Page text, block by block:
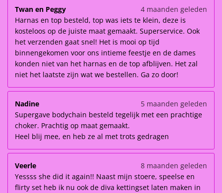
Twan en Peggy
4 maanden geleden
Harnas en top besteld, top was iets te klein, deze is
kosteloos op de juiste maat gemaakt. Superservice. Ook
het verzenden gaat snel! Het is mooi op tijd
binnengekomen voor ons intieme feestje en de dames
konden niet van het harnas en de top afblijven. Het zal
niet het laatste zijn wat we bestellen. Ga zo door!
Nadine
5 maanden geleden
Supergave bodychain besteld tegelijk met een prachtige
choker. Prachtig op maat gemaakt.
Heel blij mee, en heb ze al met trots gedragen
Veerle
8 maanden geleden
Yessss she did it again!! Naast mijn stoere, speelse en
flirty set heb ik nu ook de diva kettingset laten maken in